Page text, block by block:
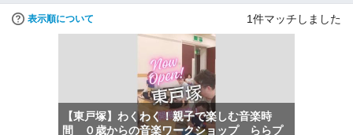
表示順について 1件マッチしました
【東戸塚】わくわく！親子で楽しむ音楽時
間 ０歳からの音楽ワークショップ ららプ